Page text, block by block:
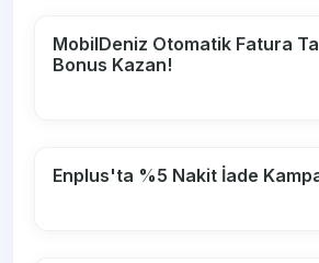
MobilDeniz Otomatik Fatura
Bonus Kazan!
Enplus'ta %5 Nakit İade